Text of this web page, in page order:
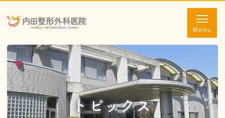
トピックス